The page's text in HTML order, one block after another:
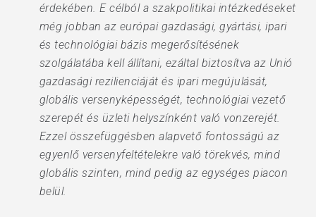
érdekében. E célból a szakpolitikai intézkedéseket
még jobban az európai gazdasági, gyártási, ipari
és technológiai bázis megerősítésének
szolgálatába kell állítani, ezáltal biztosítva az Unió
gazdasági rezilienciáját és ipari megújulását,
globális versenyképességét, technológiai vezető
szerepét és üzleti helyszínként való vonzerejét.
Ezzel összefüggésben alapvető fontosságú az
egyenlő versenyfeltételekre való törekvés, mind
globális szinten, mind pedig az egységes piacon
belül.